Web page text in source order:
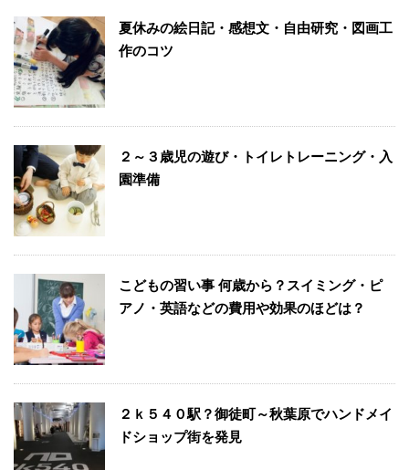
夏休みの絵日記・感想文・自由研究・図画工
作のコツ
２～３歳児の遊び・トイレトレーニング・入
園準備
こどもの習い事 何歳から？スイミング・ピ
アノ・英語などの費用や効果のほどは？
２ｋ５４０駅？御徒町～秋葉原でハンドメイ
ドショップ街を発見